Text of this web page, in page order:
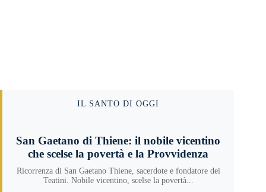
IL SANTO DI OGGI
San Gaetano di Thiene: il nobile vicentino
che scelse la povertà e la Provvidenza
Ricorrenza di San Gaetano Thiene, sacerdote e fondatore dei
Teatini. Nobile vicentino, scelse la povertà...